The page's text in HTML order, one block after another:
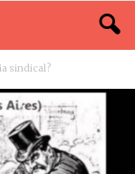
sindical?